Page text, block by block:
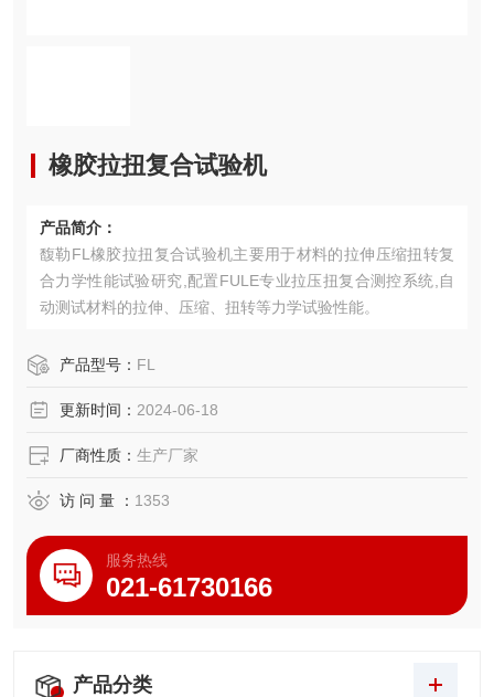
橡胶拉扭复合试验机
产品简介：
馥勒FL橡胶拉扭复合试验机主要用于材料的拉伸压缩扭转复
合力学性能试验研究,配置FULE专业拉压扭复合测控系统,自
动测试材料的拉伸、压缩、扭转等力学试验性能。
产品型号： FL
更新时间： 2024-06-18
厂商性质： 生产厂家
访 问 量 ： 1353
服务热线
021-61730166
产品分类